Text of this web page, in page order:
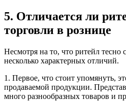
5. Отличается ли
торговли в рознице
Несмотря на то, что ритейл тесно
несколько характерных отличий.
1. Первое, что стоит упомянуть,
продаваемой продукции.
много разнообразных товаров и